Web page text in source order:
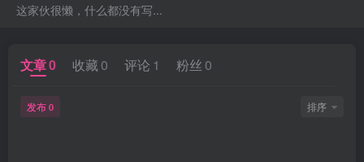
这家伙很懒，什么都没有写...
文章0 收藏 0 评论 1 粉丝 0
发布 0 排序